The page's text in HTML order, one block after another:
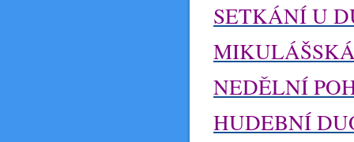
SETKÁNÍ U
NEDĚLNÍ
HUDEBNÍ